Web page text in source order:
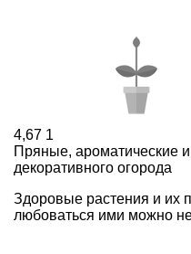
4,67 1
Пряные, ароматические
декоративного огорода
Здоровые растения и их
любоваться ими можно